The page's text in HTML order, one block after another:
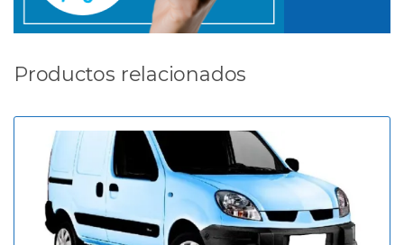
Productos relacionados